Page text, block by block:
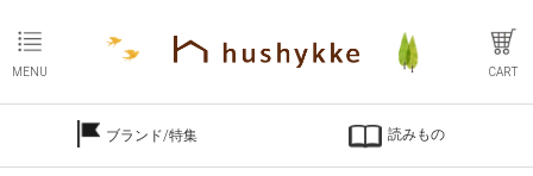
MENU CART
ブランド/特集 読みもの